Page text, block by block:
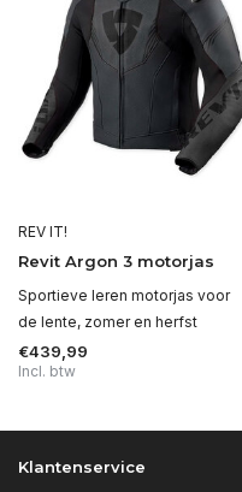
REV IT!
Revit Argon 3 motorjas
Sportieve leren motorjas voor
de lente, zomer en herfst
€439,99
Incl. btw
Klantenservice